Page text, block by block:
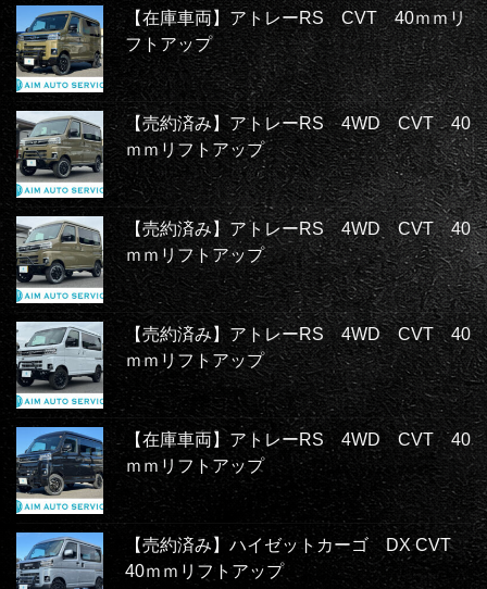
【在庫車両】アトレーRS CVT 40ｍｍリ
フトアップ
【売約済み】アトレーRS 4WD CVT 40
ｍｍリフトアップ
【売約済み】アトレーRS 4WD CVT 40
ｍｍリフトアップ
【売約済み】アトレーRS 4WD CVT 40
ｍｍリフトアップ
【在庫車両】アトレーRS 4WD CVT 40
ｍｍリフトアップ
【売約済み】ハイゼットカーゴ DX CVT
40ｍｍリフトアップ